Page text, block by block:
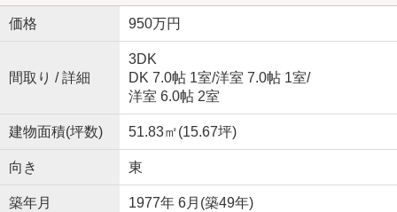
価格 950万円
間取り / 詳細
3DK
DK 7.0帖 1室/洋室 7.0帖 1室/
洋室 6.0帖 2室
建物面積(坪数) 51.83㎡(15.67坪)
向き 東
築年月 1977年 6月(築49年)